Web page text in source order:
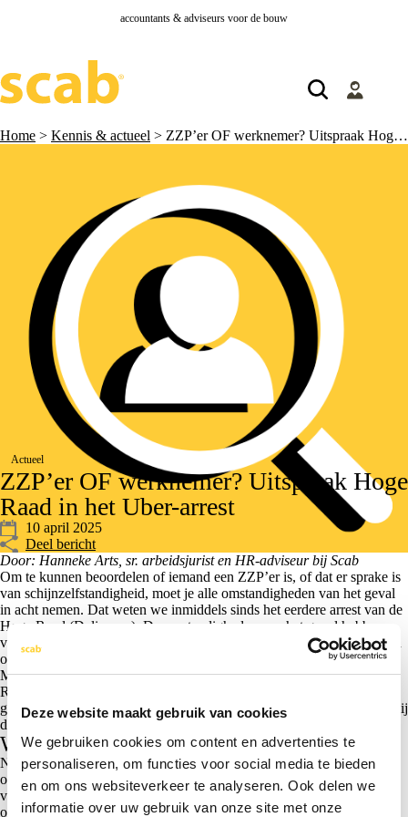
Deze website maakt gebruik van cookies
We gebruiken cookies om content en advertenties te
personaliseren, om functies voor social media te bieden
en om ons websiteverkeer te analyseren. Ook delen we
informatie over uw gebruik van onze site met onze
accountants & adviseurs voor de bouw
Home > Kennis & actueel > ZZP’er OF werknemer? Uitspraak Hoge Raad in het Uber-arrest
Actueel
ZZP’er OF werknemer? Uitspraak Hoge
Raad in het Uber-arrest
10 april 2025
Deel bericht
Door: Hanneke Arts, sr. arbeidsjurist en HR-adviseur bij Scab
Om te kunnen beoordelen of iemand een ZZP’er is, of dat er sprake is
van schijnzelfstandigheid, moet je alle omstandigheden van het geval
in acht nemen. Dat weten we inmiddels sinds het eerdere arrest van de
Hoge Raad (Deliveroo). De omstandigheden van het geval hebben
voornamelijk betrekking op de vraag hoe het werk en de relatie tussen
opdrachtgever en ZZP‘er er in de praktijk uitziet.
Met de uitspraak van de Hoge Raad in het Uber-arrest geeft de Hoge
Raad aan, dat ook de manier waarop de ZZP’er zich presenteert en
gedraagt buiten de relatie met de opdrachtgever, van belang kan zijn bij
de beoordeling of er sprake is van een zuivere ZZP-relatie.
Wat betekent dit nu?
Naast alle andere omstandigheden van het geval en alle
omstandigheden die genoemd worden in het Deliveroo-arrest, is het
van belang om te kijken of de ZZP’er zich ook als zelfstandig
ondernemer gedraagt.